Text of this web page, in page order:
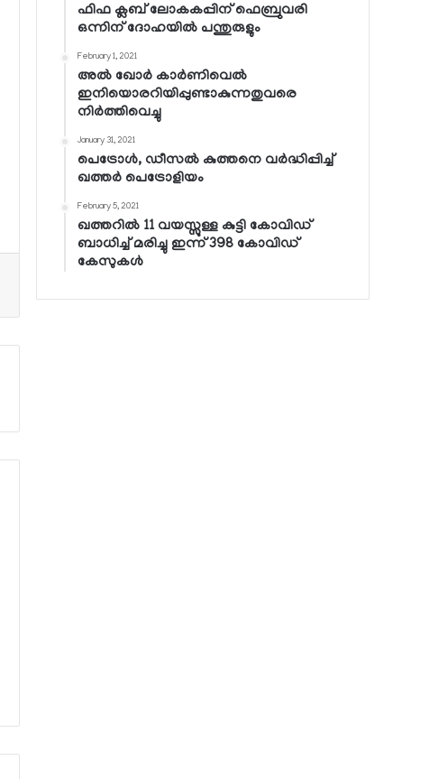
ഫിഫ ക്ലബ് ലോകകപ്പിന് ഫെബ്രുവരി
ഒന്നിന് ദോഹയില്‍ പന്തുരുളും
February 1, 2021
അല്‍ ഖോര്‍ കാര്‍ണിവെല്‍
ഇനിയൊരറിയിപ്പുണ്ടാകുന്നതുവരെ
നിര്‍ത്തിവെച്ചു
January 31, 2021
പെട്രോള്‍, ഡീസല്‍ കുത്തനെ വര്‍ദ്ധിപ്പിച്ച്
ഖത്തര്‍ പെട്രോളിയം
February 5, 2021
ഖത്തറില്‍ 11 വയസ്സുള്ള കുട്ടി കോവിഡ്
ബാധിച്ച് മരിച്ചു ഇന്ന് 398 കോവിഡ്
കേസുകള്‍